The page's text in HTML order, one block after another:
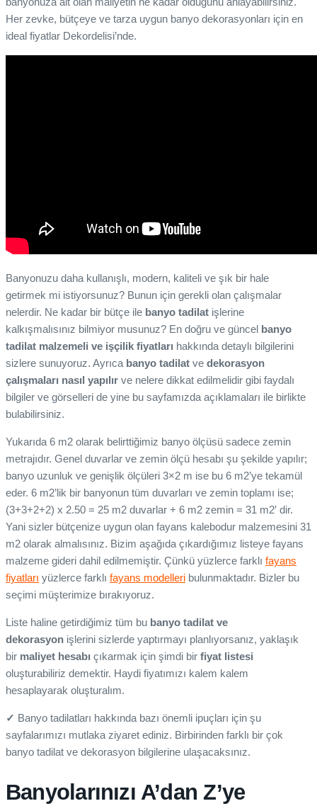
Her zevke, bütçeye ve tarza uygun banyo dekorasyonları için en
ideal fiyatlar Dekordelisi’nde.
Banyonuzu daha kullanışlı, modern, kaliteli ve şık bir hale
getirmek mi istiyorsunuz? Bunun için gerekli olan çalışmalar
nelerdir. Ne kadar bir bütçe ile banyo tadilat işlerine
kalkışmalısınız bilmiyor musunuz? En doğru ve güncel banyo
tadilat malzemeli ve işçilik fiyatları hakkında detaylı bilgilerini
sizlere sunuyoruz. Ayrıca banyo tadilat ve dekorasyon
çalışmaları nasıl yapılır ve nelere dikkat edilmelidir gibi faydalı
bilgiler ve görselleri de yine bu sayfamızda açıklamaları ile birlikte
bulabilirsiniz.
Yukarıda 6 m2 olarak belirttiğimiz banyo ölçüsü sadece zemin
metrajıdır. Genel duvarlar ve zemin ölçü hesabı şu şekilde yapılır;
banyo uzunluk ve genişlik ölçüleri 3×2 m ise bu 6 m2’ye tekamül
eder. 6 m2’lik bir banyonun tüm duvarları ve zemin toplamı ise;
(3+3+2+2) x 2.50 = 25 m2 duvarlar + 6 m2 zemin = 31 m2′ dir.
Yani sizler bütçenize uygun olan fayans kalebodur malzemesini 31
m2 olarak almalısınız. Bizim aşağıda çıkardığımız listeye fayans
malzeme gideri dahil edilmemiştir. Çünkü yüzlerce farklı fayans
fiyatları yüzlerce farklı fayans modelleri bulunmaktadır. Bizler bu
seçimi müşterimize bırakıyoruz.
Liste haline getirdiğimiz tüm bu banyo tadilat ve
dekorasyon işlerini sizlerde yaptırmayı planlıyorsanız, yaklaşık
bir maliyet hesabı çıkarmak için şimdi bir fiyat listesi
oluşturabiliriz demektir. Haydi fiyatımızı kalem kalem
hesaplayarak oluşturalım.
✓ Banyo tadilatları hakkında bazı önemli ipuçları için şu
sayfalarımızı mutlaka ziyaret ediniz. Birbirinden farklı bir çok
banyo tadilat ve dekorasyon bilgilerine ulaşacaksınız.
Banyolarınızı A’dan Z’ye